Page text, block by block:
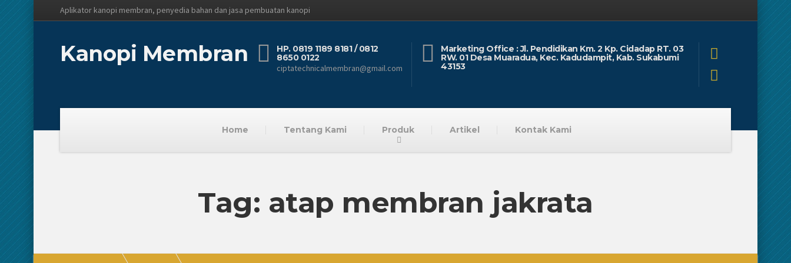
Aplikator kanopi membran, penyedia bahan dan jasa pembuatan kanopi
Kanopi Membran
HP. 0819 1189 8181 / 0812
8650 0122
ciptatechnicalmembran@gmail.com
Marketing Office : Jl. Pendidikan Km. 2 Kp. Cidadap RT. 03
RW. 01 Desa Muaradua, Kec. Kadudampit, Kab. Sukabumi
43153
Home Tentang Kami Produk Artikel Kontak Kami
Tag: atap membran jakrata